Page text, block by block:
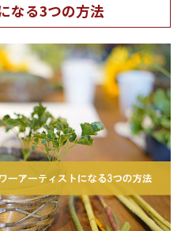
なる3つの方法